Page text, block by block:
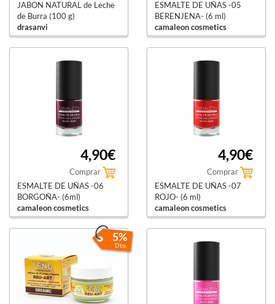
JABON NATURAL de Leche
de Burra (100 g)
drasanvi
ESMALTE DE UÑAS -05
BERENJENA- (6 ml)
camaleon cosmetics
4,90€
Comprar
ESMALTE DE UÑAS -06
BORGOÑA- (6ml)
camaleon cosmetics
4,90€
Comprar
ESMALTE DE UÑAS -07
ROJO- (6 ml)
camaleon cosmetics
5%
Dto.